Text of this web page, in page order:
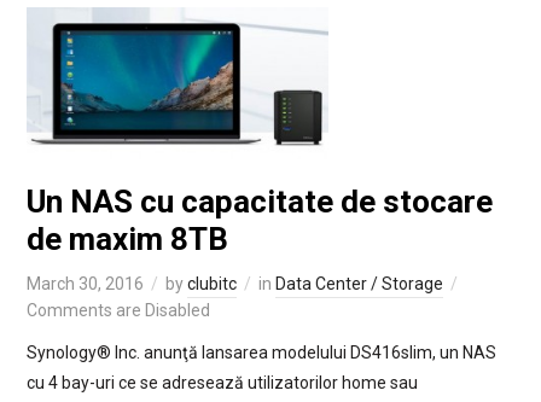
Un NAS cu capacitate de stocare
de maxim 8TB
March 30, 2016 byclubitc in Data Center / Storage
Comments are Disabled
Synology® Inc. anunţă lansarea modelului DS416slim, un NAS
cu 4 bay-uri ce se adresează utilizatorilor home sau